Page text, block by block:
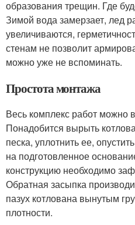
образования трещин. Где
Зимой вода замерзает, лед
увеличиваются,
стенам не позволит
можно уже не вспоминать.
Простота монтажа
Весь комплекс работ можно
Понадобится вырыть
песка, уплотнить ее,
на подготовленное
конструкцию необходимо
Обратная засыпка
пазух котлована вынутым
плотности.